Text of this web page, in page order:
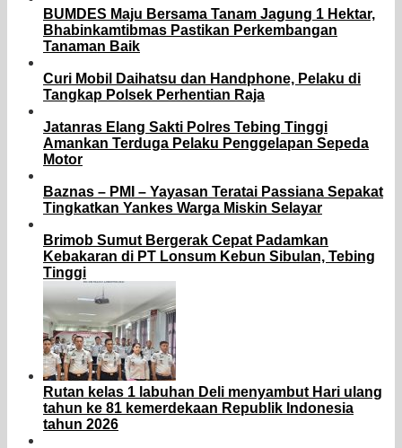
BUMDES Maju Bersama Tanam Jagung 1 Hektar,
Bhabinkamtibmas Pastikan Perkembangan
Tanaman Baik
Curi Mobil Daihatsu dan Handphone, Pelaku di
Tangkap Polsek Perhentian Raja
Jatanras Elang Sakti Polres Tebing Tinggi
Amankan Terduga Pelaku Penggelapan Sepeda
Motor
Baznas – PMI – Yayasan Teratai Passiana Sepakat
Tingkatkan Yankes Warga Miskin Selayar
Brimob Sumut Bergerak Cepat Padamkan
Kebakaran di PT Lonsum Kebun Sibulan, Tebing
Tinggi
Rutan kelas 1 labuhan Deli menyambut Hari ulang
tahun ke 81 kemerdekaan Republik Indonesia
tahun 2026